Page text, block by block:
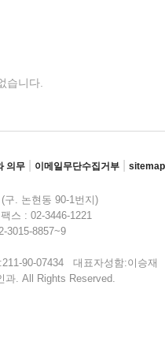
습니다.
의무 이메일무단수집거부 sitemap
구. 논현동 90-1번지)
스 : 02-3446-1221
3015-8857~9
90-07434 대표자성함:이승재
과. All Rights Reserved.